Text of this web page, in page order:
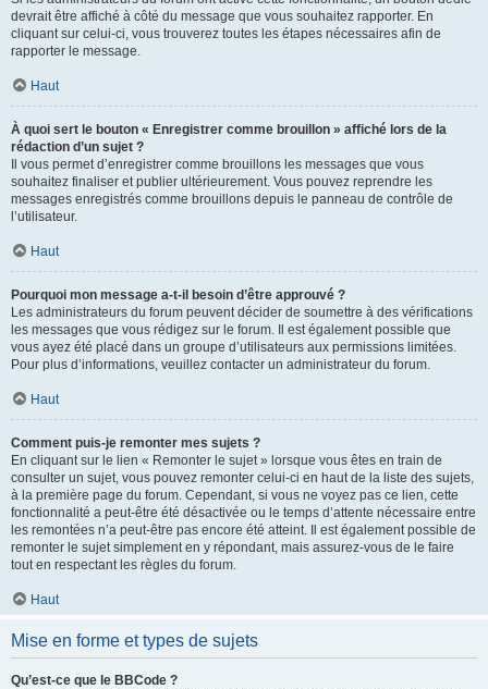
devrait être affiché à côté du message que vous souhaitez rapporter. En
cliquant sur celui-ci, vous trouverez toutes les étapes nécessaires afin de
rapporter le message.
Haut
À quoi sert le bouton « Enregistrer comme brouillon » affiché lors de la
rédaction d’un sujet ?
Il vous permet d’enregistrer comme brouillons les messages que vous
souhaitez finaliser et publier ultérieurement. Vous pouvez reprendre les
messages enregistrés comme brouillons depuis le panneau de contrôle de
l’utilisateur.
Haut
Pourquoi mon message a-t-il besoin d’être approuvé ?
Les administrateurs du forum peuvent décider de soumettre à des vérifications
les messages que vous rédigez sur le forum. Il est également possible que
vous ayez été placé dans un groupe d’utilisateurs aux permissions limitées.
Pour plus d’informations, veuillez contacter un administrateur du forum.
Haut
Comment puis-je remonter mes sujets ?
En cliquant sur le lien « Remonter le sujet » lorsque vous êtes en train de
consulter un sujet, vous pouvez remonter celui-ci en haut de la liste des sujets,
à la première page du forum. Cependant, si vous ne voyez pas ce lien, cette
fonctionnalité a peut-être été désactivée ou le temps d’attente nécessaire entre
les remontées n’a peut-être pas encore été atteint. Il est également possible de
remonter le sujet simplement en y répondant, mais assurez-vous de le faire
tout en respectant les règles du forum.
Haut
Mise en forme et types de sujets
Qu’est-ce que le BBCode ?